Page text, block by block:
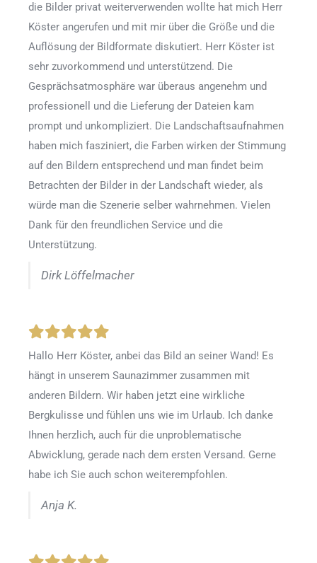
die Bilder privat weiterverwenden wollte hat mich Herr
Köster angerufen und mit mir über die Größe und die
Auflösung der Bildformate diskutiert. Herr Köster ist
sehr zuvorkommend und unterstützend. Die
Gesprächsatmosphäre war überaus angenehm und
professionell und die Lieferung der Dateien kam
prompt und unkompliziert. Die Landschaftsaufnahmen
haben mich fasziniert, die Farben wirken der Stimmung
auf den Bildern entsprechend und man findet beim
Betrachten der Bilder in der Landschaft wieder, als
würde man die Szenerie selber wahrnehmen. Vielen
Dank für den freundlichen Service und die
Unterstützung.
Dirk Löffelmacher
Hallo Herr Köster, anbei das Bild an seiner Wand! Es
hängt in unserem Saunazimmer zusammen mit
anderen Bildern. Wir haben jetzt eine wirkliche
Bergkulisse und fühlen uns wie im Urlaub. Ich danke
Ihnen herzlich, auch für die unproblematische
Abwicklung, gerade nach dem ersten Versand. Gerne
habe ich Sie auch schon weiterempfohlen.
Anja K.